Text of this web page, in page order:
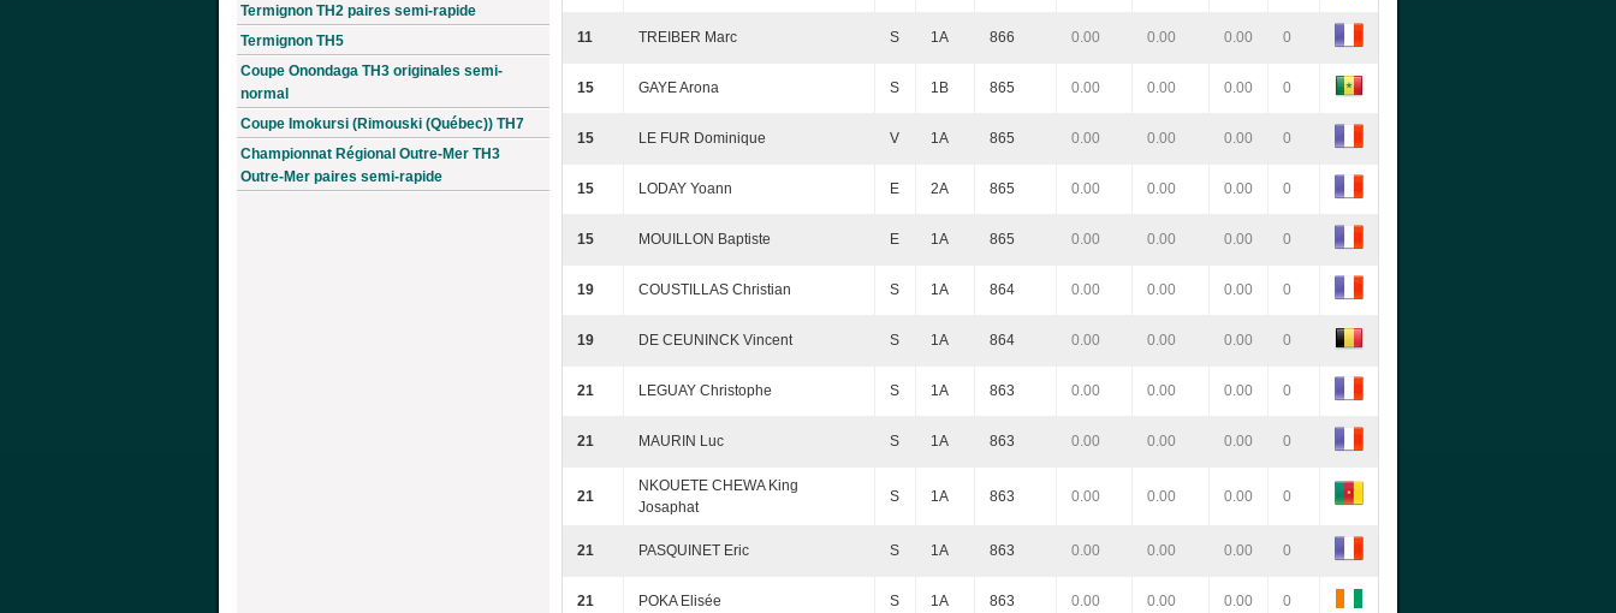
Termignon TH2 paires semi-rapide
Termignon TH5
Coupe Onondaga TH3 originales semi-
normal
Coupe Imokursi (Rimouski (Québec)) TH7
Championnat Régional Outre-Mer TH3
Outre-Mer paires semi-rapide
11 TREIBER Marc S 1A 866 0.00 0.00 0.00 0
15 GAYE Arona S 1B 865 0.00 0.00 0.00 0
15 LE FUR Dominique V 1A 865 0.00 0.00 0.00 0
15 LODAY Yoann E 2A 865 0.00 0.00 0.00 0
15 MOUILLON Baptiste E 1A 865 0.00 0.00 0.00 0
19 COUSTILLAS Christian S 1A 864 0.00 0.00 0.00 0
19 DE CEUNINCK Vincent S 1A 864 0.00 0.00 0.00 0
21 LEGUAY Christophe S 1A 863 0.00 0.00 0.00 0
21 MAURIN Luc S 1A 863 0.00 0.00 0.00 0
21
NKOUETE CHEWA King
Josaphat
S 1A 863 0.00 0.00 0.00 0
21 PASQUINET Eric S 1A 863 0.00 0.00 0.00 0
21 POKA Elisée S 1A 863 0.00 0.00 0.00 0